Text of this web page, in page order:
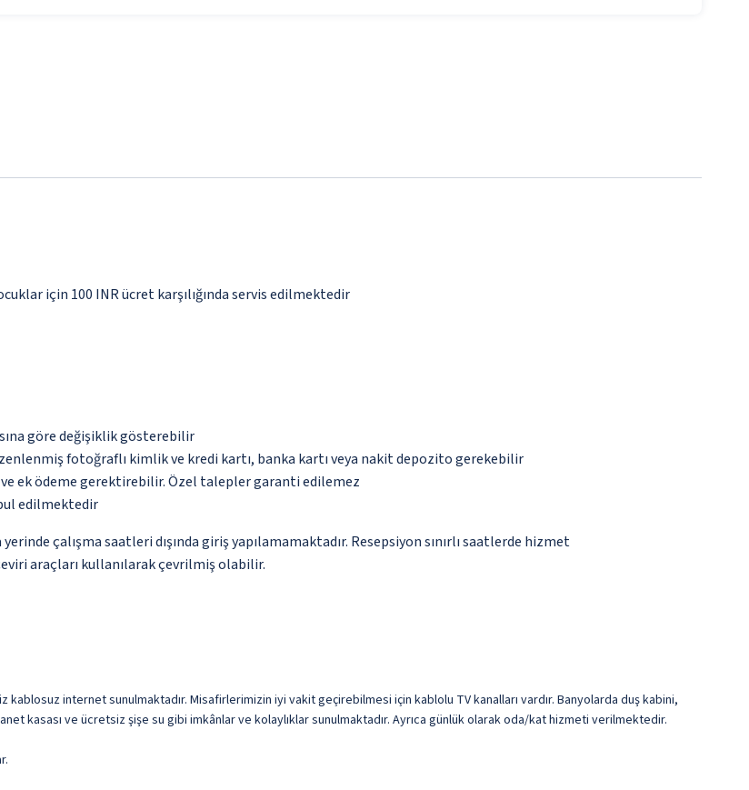
için 100 INR ücret karşılığında servis edilmektedir
göre değişiklik gösterebilir
fotoğraflı kimlik ve kredi kartı, banka kartı veya nakit depozito gerekebilir
ek ödeme gerektirebilir. Özel talepler garanti edilemez
edilmektedir
çalışma saatleri dışında giriş yapılamamaktadır. Resepsiyon sınırlı saatlerde hizmet
araçları kullanılarak çevrilmiş olabilir.
internet sunulmaktadır. Misafirlerimizin iyi vakit geçirebilmesi için kablolu TV kanalları vardır. Banyolarda duş kabini,
kasası ve ücretsiz şişe su gibi imkânlar ve kolaylıklar sunulmaktadır. Ayrıca günlük olarak oda/kat hizmeti verilmektedir.